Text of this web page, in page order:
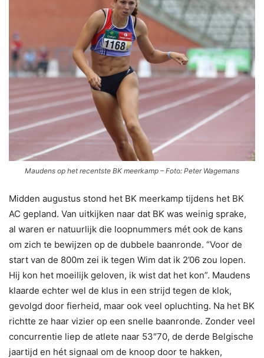
Maudens op het recentste BK meerkamp – Foto: Peter Wagemans
Midden augustus stond het BK meerkamp tijdens het BK
AC gepland. Van uitkijken naar dat BK was weinig sprake,
al waren er natuurlijk die loopnummers mét ook de kans
om zich te bewijzen op de dubbele baanronde. “Voor de
start van de 800m zei ik tegen Wim dat ik 2’06 zou lopen.
Hij kon het moeilijk geloven, ik wist dat het kon”. Maudens
klaarde echter wel de klus in een strijd tegen de klok,
gevolgd door fierheid, maar ook veel opluchting. Na het BK
richtte ze haar vizier op een snelle baanronde. Zonder veel
concurrentie liep de atlete naar 53″70, de derde Belgische
jaartijd en hét signaal om de knoop door te hakken,